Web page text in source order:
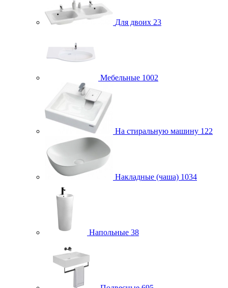
Для двоих 23
Мебельные 1002
На стиральную машину 122
Накладные (чаша) 1034
Напольные 38